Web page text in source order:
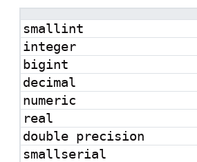
smallint
integer
bigint
decimal
numeric
real
double precision
smallserial